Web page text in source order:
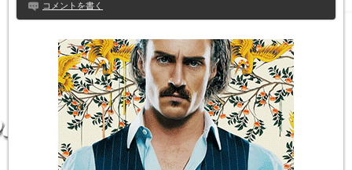
コメントを書く